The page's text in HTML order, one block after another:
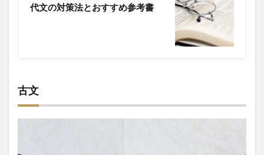
代文の対策法とおすすめ参考書
古文